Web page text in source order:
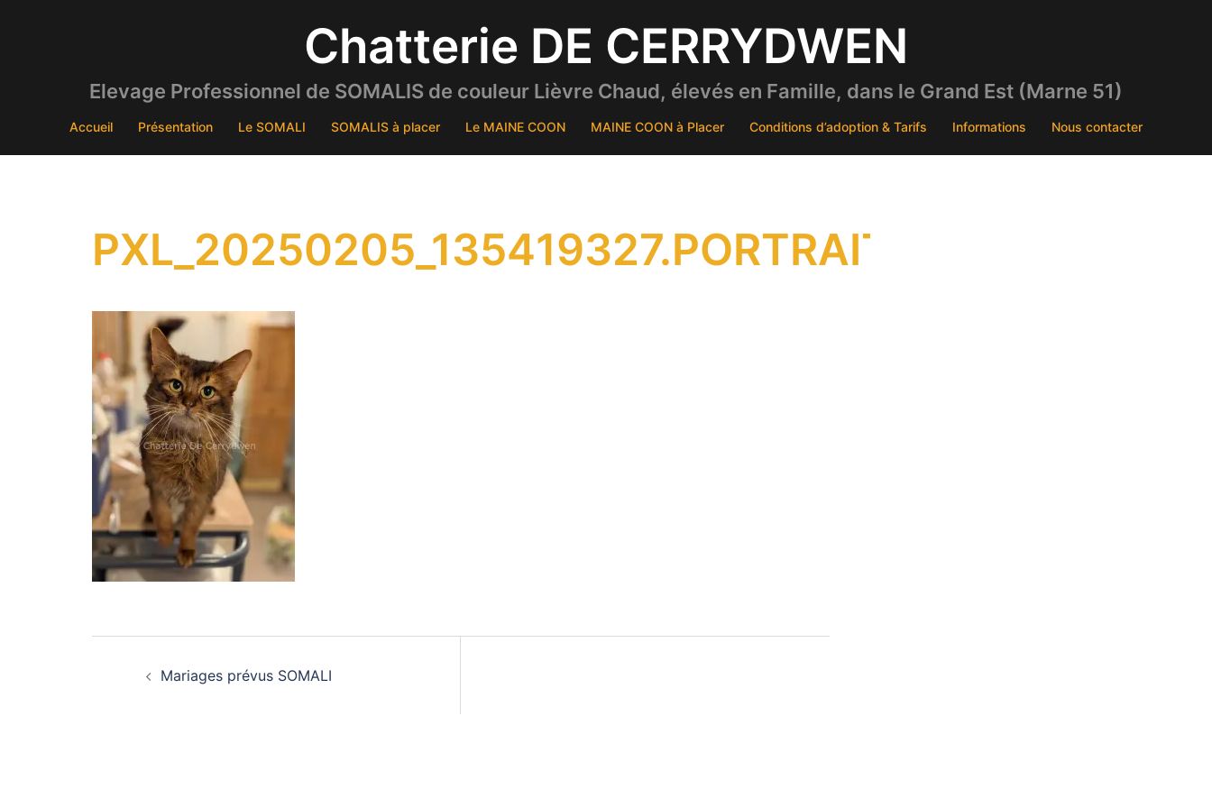
Chatterie DE CERRYDWEN
Elevage Professionnel de SOMALIS de couleur Lièvre Chaud, élevés en Famille, dans le Grand Est (Marne 51)
Accueil Présentation Le SOMALI SOMALIS à placer Le MAINE COON MAINE COON à Placer Conditions d’adoption & Tarifs Informations Nous contacter
PXL_20250205_135419327.PORTRAIT
Navigation
Mariages prévus SOMALI